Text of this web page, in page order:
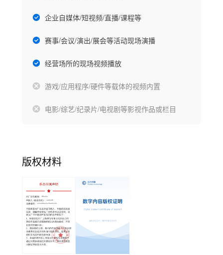
企业自媒体/短视频/直播/课程等
赛事/会议/演出/展会等活动现场演播
经营场所的现场视频播放
游戏/应用程序/硬件等载体的视频内置
电影/综艺/纪录片/电视剧等影视作品或栏目
版权材料